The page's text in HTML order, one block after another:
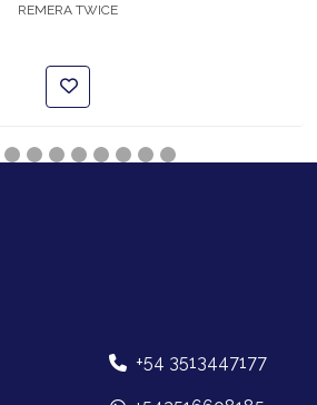
REMERA TWICE
+54 3513447177